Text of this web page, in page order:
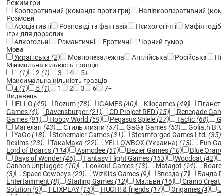
Режим гри
Кооперативний (команда проти гри)
Напівкооперативний
Розмови
Асоціативні
Розповіді та фантазія Психологічні
Ігри для дорослих
Алкогольні
Романтичні Еротичні
Чорний гумор
Мова
Українська(2) Мовнонезалежна Англійська Російська
Мінімальна кількість гравців
1(1) 2(1) 3 4
5+
Максимальна кількість гравців
4(1) 5(1) 1 2 3 6
7+
Видавець
IELLO(45) Rozum(78) IGAMES(40) Kilogames(49)
Games(4) Ravensburger(21) CD Project RED(15) Renegade
Games(91) Hobby World(59) Pegasus Spiele(27) Tactic(68)
Магелан(43) Стиль жизни(57) GaGa Games(53) Goliath
YaGo(18) Stonemaier Games(31) Steamforged Games Ltd.(35)
Realms(23) ТакаМака(22) YELLOWBOX (Украина)(13) Fun
Lord of Boards(114) Asmodee(51) Bezier Games(10) Blue
Days of Wonder(46) Fantasy Flight Games(163) Woodcat(42)
Cannon Unplugged(10) Lookout Games(13) Matagot(14)
(3)
Space Cowboys(20) WizKids Games(9) Звезда(7) Банда
Entertainment(8) Starling Games(12) Мальви(16) Cranio
Solution(9) FLIXPLAY(15) HUCH! & friends(17) Origames(4)